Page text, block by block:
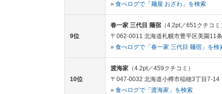
» 食べログで「麺屋 おざわ」を検索
9位
春一家 三代目 麺宿 （4.2pt／651クチコミ
〒062-0011 北海道札幌市豊平区美園11
» 食べログで「春一家 三代目 麺宿」を検
10位
渡海家 （4.2pt／459クチコミ）
〒047-0032 北海道小樽市稲穂3丁目7-14
» 食べログで「渡海家」を検索